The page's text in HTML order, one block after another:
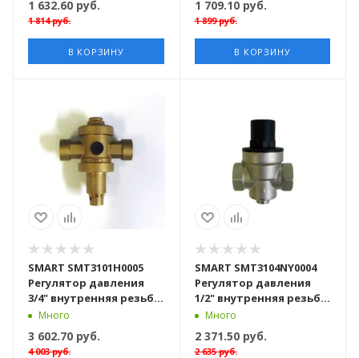
1 632.60 руб.
1 814руб.
В КОРЗИНУ
1 709.10руб.
1 899руб.
В КОРЗИНУ
SMART SMT3101H0005
Регулятор давления
3/4" внутренняя резьба,
с отводом для
манометра, латунь
Много
3 602.70 руб.
4 003руб.
SMART SMT3104NY0004
Регулятор давления
1/2" внутренняя резьба,
Black, латунь
никелированная, 42
штуки в упаковке
Много
2 371.50руб.
2 635руб.